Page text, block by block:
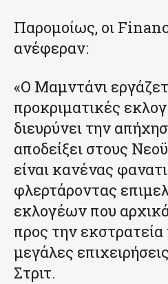
Παρομοίως, οι
ανέφεραν:
«Ο Μαμντάνι
προκριματικές
διευρύνει την
αποδείξει στους
είναι κανένας
φλερτάροντας
εκλογέων που
προς την εκστρατεία
μεγάλες
Στριτ.